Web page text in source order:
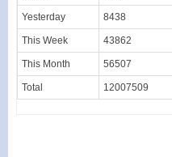
Yesterday 8438
This Week 43862
This Month 56507
Total 12007509